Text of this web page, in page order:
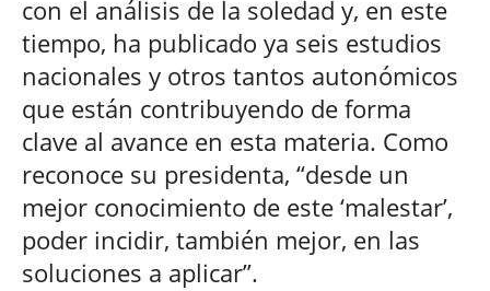
con el análisis de la soledad y, en este
tiempo, ha publicado ya seis estudios
nacionales y otros tantos autonómicos
que están contribuyendo de forma
clave al avance en esta materia. Como
reconoce su presidenta, “desde un
mejor conocimiento de este ‘malestar’,
poder incidir, también mejor, en las
soluciones a aplicar”.